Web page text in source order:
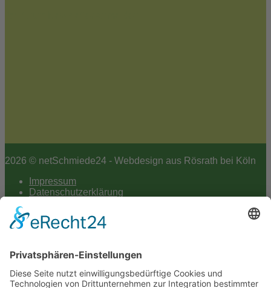
2026 © netSchmiede24 - Webdesign aus Rösrath bei Köln
Impressum
Datenschutzerklärung
Cookie-Einstellungen
to
top